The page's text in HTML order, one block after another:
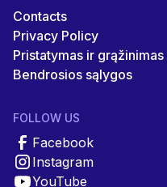
Contacts
Privacy Policy
Pristatymas ir grąžinimas
Bendrosios sąlygos
FOLLOW US
Facebook
Instagram
YouTube